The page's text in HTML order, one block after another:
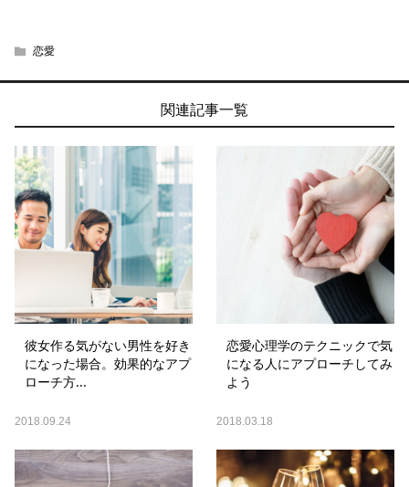
恋愛
関連記事一覧
彼女作る気がない男性を好き
になった場合。効果的なアプ
ローチ方...
2018.09.24
恋愛心理学のテクニックで気
になる人にアプローチしてみ
よう
2018.03.18